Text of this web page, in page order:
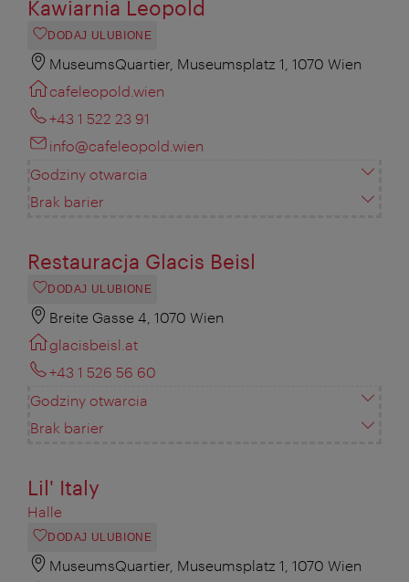
Kawiarnia Leopold
DODAJ ULUBIONE
MuseumsQuartier, Museumsplatz 1, 1070 Wien
cafeleopold.wien
+43 1 522 23 91
info@cafeleopold.wien
Godziny otwarcia
Brak barier
Restauracja Glacis Beisl
DODAJ ULUBIONE
Breite Gasse 4, 1070 Wien
glacisbeisl.at
+43 1 526 56 60
Godziny otwarcia
Brak barier
Lil' Italy
Halle
DODAJ ULUBIONE
MuseumsQuartier, Museumsplatz 1, 1070 Wien